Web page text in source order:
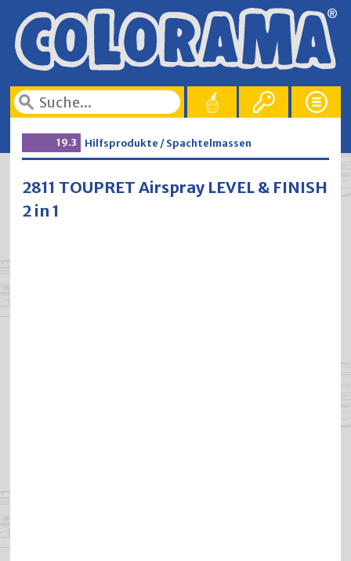
19.3 Hilfsprodukte / Spachtelmassen
2811 TOUPRET Airspray LEVEL & FINISH
2 in 1